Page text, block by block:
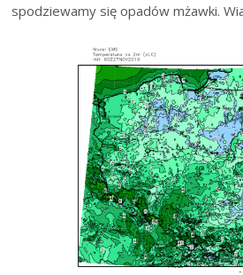
spodziewamy się opadów mżawki.